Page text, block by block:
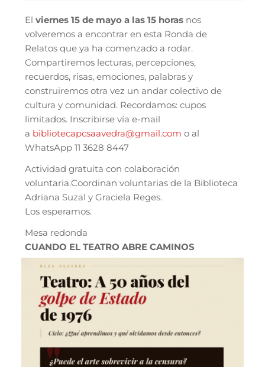
El viernes 15 de mayo a las 15 horasnos
volveremos a encontrar en esta Ronda de
Relatos que ya ha comenzado a rodar.
Compartiremos lecturas, percepciones,
recuerdos, risas, emociones, palabras y
construiremos otra vez un andar colectivo de
cultura y comunidad. Recordamos: cupos
limitados. Inscribirse vía e-mail
a bibliotecapcsaavedra@gmail.com o al
WhatsApp 11 3628 8447
Actividad gratuita con colaboración
voluntaria.Coordinan voluntarias de la Biblioteca
Adriana Suzal y Graciela Reges.
Los esperamos.
Mesa redonda
CUANDO EL TEATRO ABRE CAMINOS